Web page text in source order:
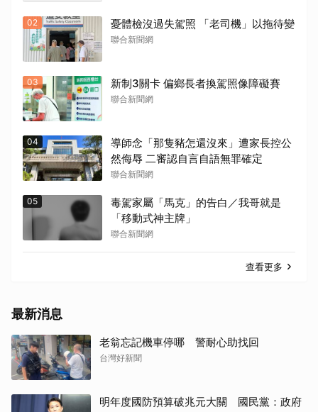
02 憂體檢沒過失駕照 「老司機」以拖待變
聯合新聞網
03 新制3關卡 偏鄉長者換駕照像障礙賽
聯合新聞網
04
導師念「那隻豬怎還沒來」遭家長控公
然侮辱 二審認自言自語無罪確定
聯合新聞網
05
毒駕家屬「馬克」的告白／我哥就是
「移動式神主牌」
聯合新聞網
查看更多
最新消息
老翁忘記機車停哪 警耐心助找回
台灣好新聞
明年度國防預算破兆元大關 國民黨：政府